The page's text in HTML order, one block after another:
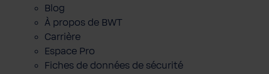
Blog
À propos de BWT
Carrière
Espace Pro
Fiches de données de sécurité